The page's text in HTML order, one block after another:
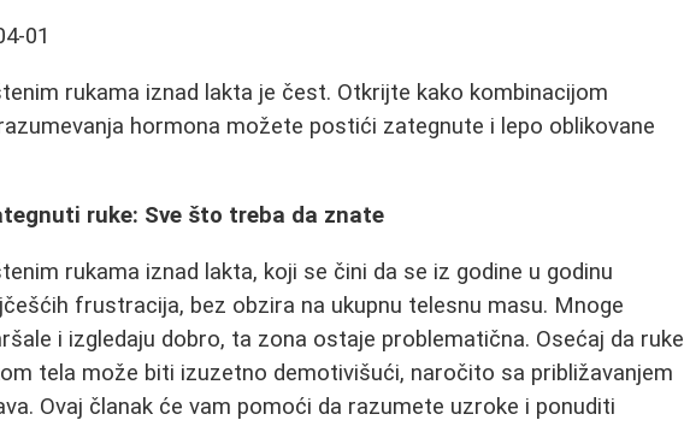
01
rukama iznad lakta je čest. Otkrijte kako kombinacijom
hormona možete postići zategnute i lepo oblikovane
ruke: Sve što treba da znate
rukama iznad lakta, koji se čini da se iz godine u godinu
frustracija, bez obzira na ukupnu telesnu masu. Mnoge
i izgledaju dobro, ta zona ostaje problematična. Osećaj da ruke
tela može biti izuzetno demotivišući, naročito sa približavanjem
Ovaj članak će vam pomoći da razumete uzroke i ponuditi